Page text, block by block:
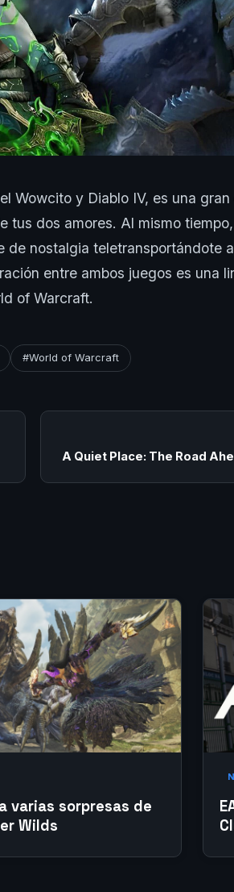
Wowcito y Diablo IV, es una
tus dos amores. Al mismo
de nostalgia teletransportándote
entre ambos juegos es una
of Warcraft.
#World of Warcraft
A Quiet Place: The Road
varias sorpresas de
Wilds